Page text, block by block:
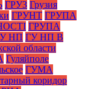
ГРУЗ Грузия
ГРУНТ ГРУПА
ГРУПА
НП ГУ НП В
области
Гуляйполе
ГУМА
коридор